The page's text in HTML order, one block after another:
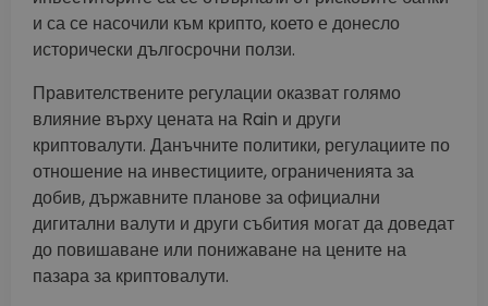
и са се насочили към крипто, което е донесло
исторически дългосрочни ползи.
Правителствените регулации оказват голямо
влияние върху цената на Rain и други
криптовалути. Данъчните политики, регулациите по
отношение на инвестициите, ограниченията за
добив, държавните планове за официални
дигитални валути и други събития могат да доведат
до повишаване или понижаване на цените на
пазара за криптовалути.